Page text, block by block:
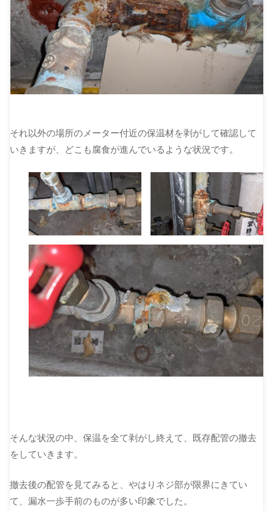
それ以外の場所のメーター付近の保温材を剥がして確認して
いきますが、どこも腐食が進んでいるような状況です。
そんな状況の中、保温を全て剥がし終えて、既存配管の撤去
をしていきます。
撤去後の配管を見てみると、やはりネジ部が限界にきてい
て、漏水一歩手前のものが多い印象でした。